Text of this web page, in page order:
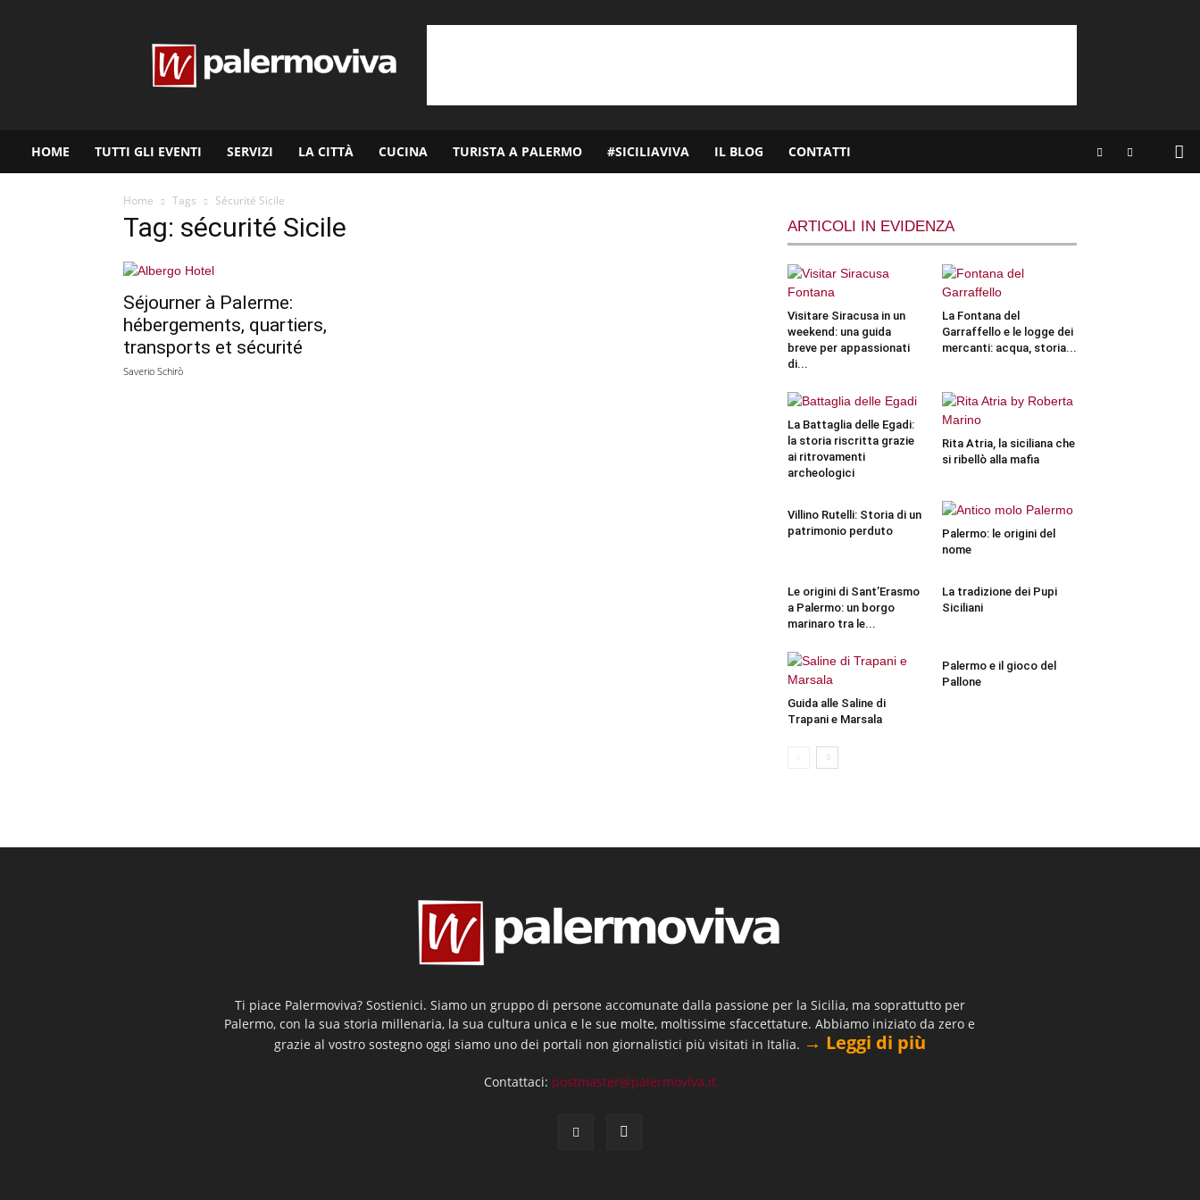
HOME TUTTI GLI EVENTI SERVIZI LA CITTÀ CUCINA TURISTA A PALERMO #SICILIAVIVA IL BLOG CONTATTI
Home Tags Sécurité Sicile
Tag: sécurité Sicile
Séjourner à Palerme:
hébergements, quartiers,
transports et sécurité
Saverio Schirò
ARTICOLI IN EVIDENZA
Visitare Siracusa in un
weekend: una guida
breve per appassionati
di...
La Fontana del
Garraffello e le logge dei
mercanti: acqua, storia...
La Battaglia delle Egadi:
la storia riscritta grazie
ai ritrovamenti
archeologici
Rita Atria, la siciliana che
si ribellò alla mafia
Villino Rutelli: Storia di un
patrimonio perduto
Palermo: le origini del
nome
Le origini di Sant’Erasmo
a Palermo: un borgo
marinaro tra le...
La tradizione dei Pupi
Siciliani
Guida alle Saline di
Trapani e Marsala
Palermo e il gioco del
Pallone
Ti piace Palermoviva? Sostienici. Siamo un gruppo di persone accomunate dalla passione per la Sicilia, ma soprattutto per
Palermo, con la sua storia millenaria, la sua cultura unica e le sue molte, moltissime sfaccettature. Abbiamo iniziato da zero e
grazie al vostro sostegno oggi siamo uno dei portali non giornalistici più visitati in Italia. → Leggi di più
Contattaci: postmaster@palermoviva.it